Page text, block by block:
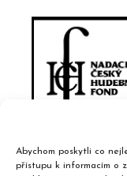
Abychom poskytli co
přístupu k informacím o